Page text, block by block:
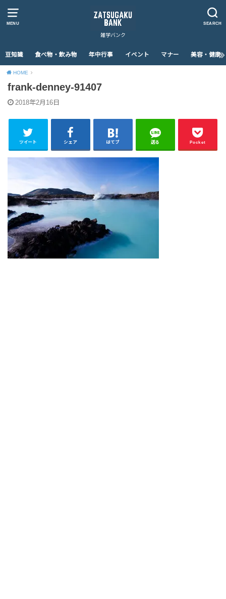
MENU SEARCH
雑学バンク
豆知識 食べ物・飲み物 年中行事 イベント マナー 美容・健康
HOME
frank-denney-91407
2018年2月16日
ツイート シェア はてブ 送る Pocket